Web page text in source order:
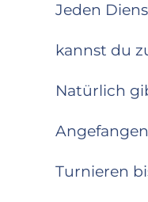
Jeden
kannst du
Natürlich
Turnieren